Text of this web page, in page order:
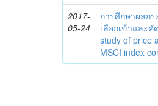
2017-
05-24
การศึกษาผลก
เลือกเข้าและ
study of price
MSCI index